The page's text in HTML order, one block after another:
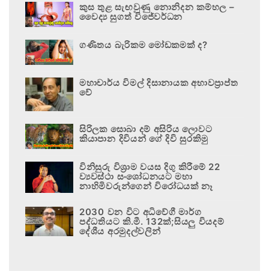
කුස තුළ සැඟවුණු නොනිදන කම්හල –
වෛද්‍ය සුගත් විජේවර්ධන
ගණිතය බැරිකම මෝඩකමක් ද?
මහාචාර්ය විමල් දිසානායක අභාවප්‍රාප්ත
වේ
සිරිලක සොබා දම් අසිරිය ලොවට
කියාපාන දිවියන් ගේ දිවි සුරකිමු
විනිසුරු විශ්‍රාම වයස දිගු කිරීමේ 22
ව්‍යවස්ථා සංශෝධනයට මහා
නාහිමිවරුන්ගෙන් විරෝධයක් නෑ
2030 වන විට අධිවේගී මාර්ග
පද්ධතියට කි.මී. 132ක්;සියලු වියදම්
දේශීය අරමුදල්වලින්